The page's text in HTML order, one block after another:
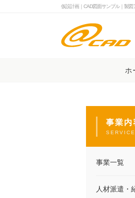
仮設計画｜CAD図面サンプル｜製
ホ
事業内
SERVICE
事業一覧
人材派遣・